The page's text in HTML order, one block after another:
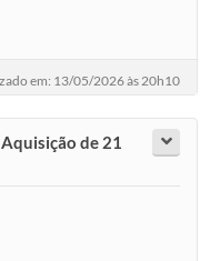
em: 13/05/2026 às 20h10
de 21